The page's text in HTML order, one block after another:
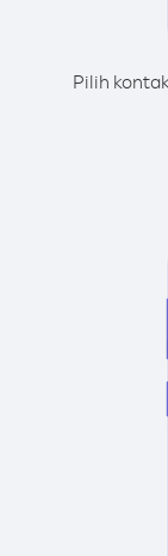
Pilih